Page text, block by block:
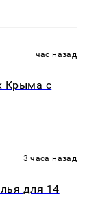
час назад
Крыма с
3 часа назад
для 14